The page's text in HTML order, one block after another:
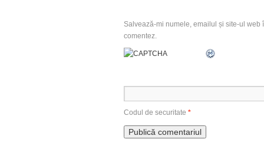
Salvează-mi numele, emailul și site-ul
comentez.
Codul de securitate *